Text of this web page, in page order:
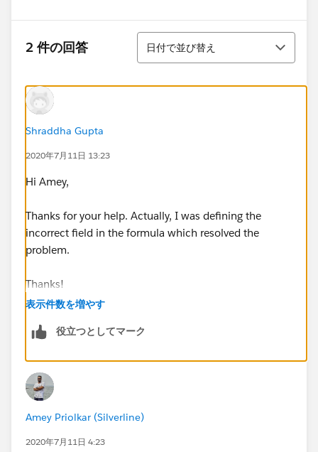
2 件の回答
並び替え
日付で並び替え
Shraddha Gupta
2020年7月11日 13:23
Hi Amey,
Thanks for your help. Actually, I was defining the
incorrect field in the formula which resolved the
problem.
Thanks!
表示件数を増やす
役立つとしてマーク
Amey Priolkar (Silverline)
2020年7月11日 4:23